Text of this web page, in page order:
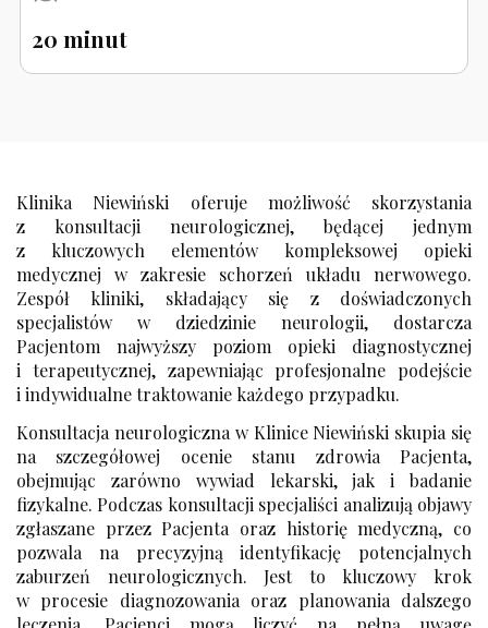
Poradnia Neurologii Dziecięcej
O
Poradnia Onkologiczna
Poradnia Ortopedii i Traumatologii Narządu Ruchu
Poradnia Pediatryczna
Poradnia Położniczo-Ginekologiczna
Poradnia Psychiatryczna
K
lek. Krzysztof Kicki
lek. Magda Kurowska
lek. Marcin Kuligowski
lek. Marek Kulawiec
lek. Mariusz Krekora
lek. Małgorzata Komsta-Goś
lek. Monika Kuca
lek. Paweł Kwiatkowski
L
lek. Krzysztof Lippki
K
Cennik - Laryngologia
Cennik - Leczenie bólu
M
Cennik - Medycyna estetyczna
N
Cennik - Nefrologia
Cennik - Neonatologia
Cennik - Neurochirurgia
Cennik - Neurologia
Cennik - Neurologia Dziecięca
20 minut
Klinika Niewiński oferuje możliwość skorzystania
z konsultacji neurologicznej, będącej jednym
z kluczowych elementów kompleksowej opieki
medycznej w zakresie schorzeń układu nerwowego.
Zespół kliniki, składający się z doświadczonych
specjalistów w dziedzinie neurologii, dostarcza
Pacjentom najwyższy poziom opieki diagnostycznej
i terapeutycznej, zapewniając profesjonalne podejście
i indywidualne traktowanie każdego przypadku.
Konsultacja neurologiczna w Klinice Niewiński skupia się
na szczegółowej ocenie stanu zdrowia Pacjenta,
obejmując zarówno wywiad lekarski, jak i badanie
fizykalne. Podczas konsultacji specjaliści analizują objawy
zgłaszane przez Pacjenta oraz historię medyczną, co
pozwala na precyzyjną identyfikację potencjalnych
zaburzeń neurologicznych. Jest to kluczowy krok
w procesie diagnozowania oraz planowania dalszego